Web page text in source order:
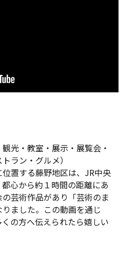
光・教室・展示・展覧会・
ラン・グルメ）
置する藤野地区は、JR中央
心から約１時間の距離にあ
芸術作品があり「芸術のま
ました。この動画を通じ
の方へ伝えられたら嬉しい